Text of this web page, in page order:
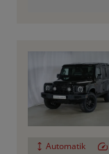
Automatik